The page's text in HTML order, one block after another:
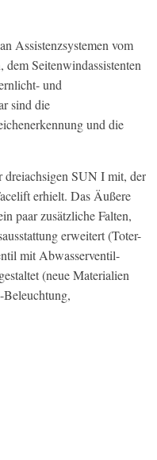
Assistenzsystemen vom
dem Seitenwindassistenten
und
sind die
und die
SUN I mit, der
erhielt. Das Äußere
paar zusätzliche Falten,
erweitert (Toter-
mit Abwasserventil-
(neue Materialien